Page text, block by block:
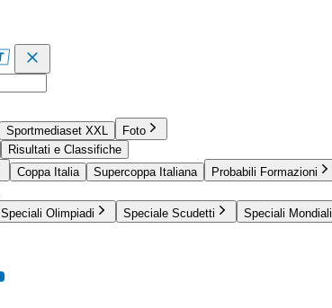
Sportmediaset XXL
Foto
Risultati e Classifiche
Coppa Italia Supercoppa Italiana Probabili Formazioni
Speciali Olimpiadi Speciale Scudetti Speciali Mondiali